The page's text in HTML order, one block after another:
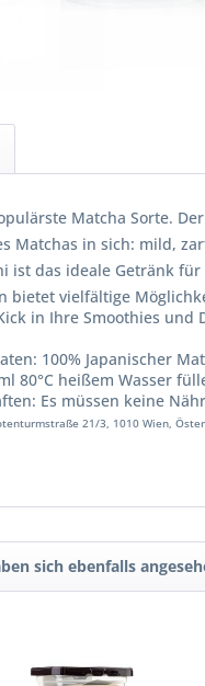
Matcha Sorte.
Matchas in sich: mild,
ist das ideale Getränk
bietet vielfältige
in Ihre Smoothies und
100% Japanischer
80°C heißem Wasser
Es müssen keine
21/3, 1010 Wien,
sich ebenfalls